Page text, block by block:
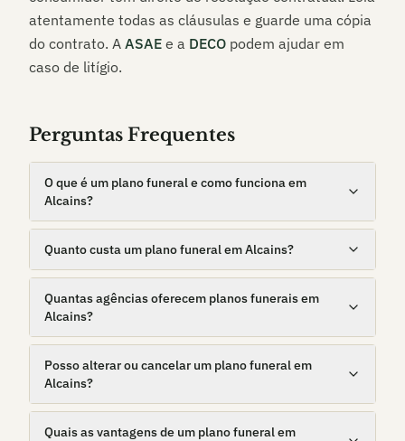
atentamente todas as cláusulas e guarde uma cópia
do contrato. A ASAE e a DECO podem ajudar em
caso de litígio.
Perguntas Frequentes
O que é um plano funeral e como funciona em
Alcains?
Quanto custa um plano funeral em Alcains?
Quantas agências oferecem planos funerais em
Alcains?
Posso alterar ou cancelar um plano funeral em
Alcains?
Quais as vantagens de um plano funeral em